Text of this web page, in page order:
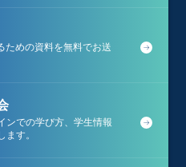
ための資料を無料でお送
ンでの学び方、学生情報
ます。